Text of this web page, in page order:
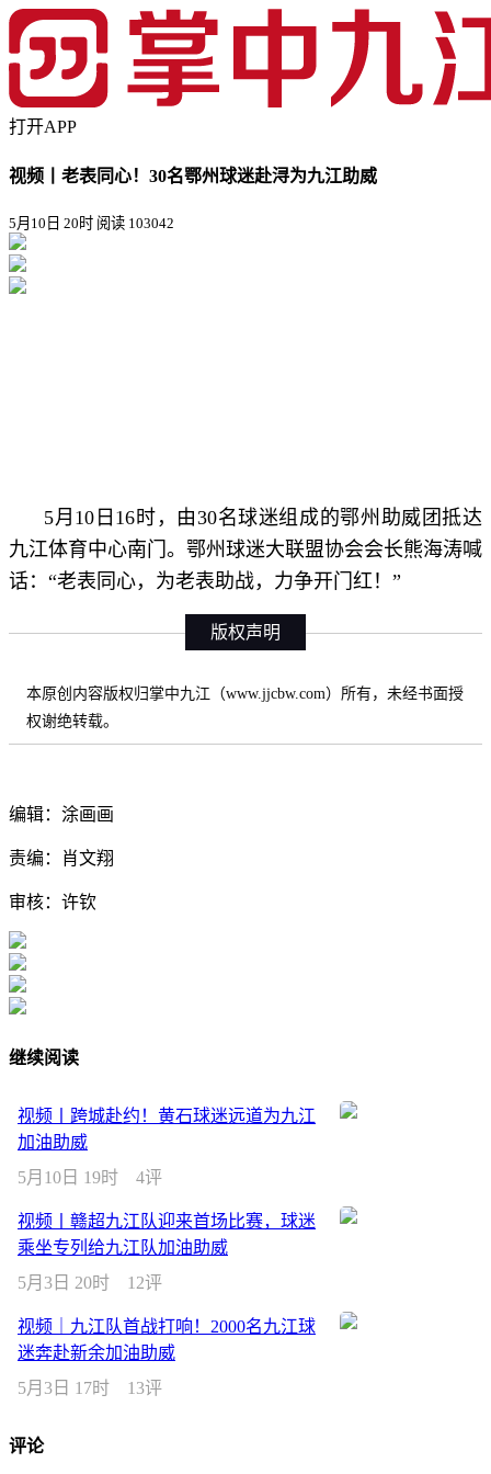
打开APP
视频丨老表同心！30名鄂州球迷赴浔为九江助威
5月10日 20时 阅读 103042
5月10日16时，由30名球迷组成的鄂州助威团抵达
九江体育中心南门。鄂州球迷大联盟协会会长熊海涛喊
话：“老表同心，为老表助战，力争开门红！ ”
版权声明
本原创内容版权归掌中九江（www.jjcbw.com）所有，未经书面授
权谢绝转载。
编辑：涂画画
责编：肖文翔
审核：许钦
继续阅读
视频丨跨城赴约！黄石球迷远道为九江
加油助威
5月10日 19时
4评
视频丨赣超九江队迎来首场比赛，球迷
乘坐专列给九江队加油助威
5月3日 20时
12评
视频｜九江队首战打响！2000名九江球
迷奔赴新余加油助威
5月3日 17时
13评
评论